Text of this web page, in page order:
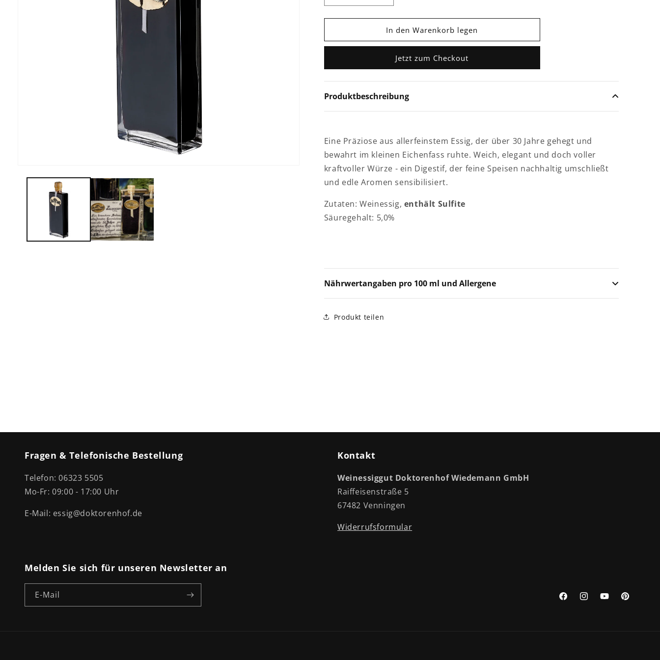
die
Menge
Luxxxuriosus
die
Menge
für
Luxxxuriosus
In den Warenkorb legen
Jetzt zum Checkout
Produktbeschreibung
Eine Präziose aus allerfeinstem Essig, der über 30 Jahre gehegt und
bewahrt im kleinen Eichenfass ruhte. Weich, elegant und doch voller
kraftvoller Würze - ein Digestif, der feine Speisen nachhaltig umschließt
und edle Aromen sensibilisiert.
Zutaten: Weinessig, enthält Sulfite
Säuregehalt: 5,0%
Nährwertangaben pro 100 ml und Allergene
Produkt teilen
Fragen & Telefonische Bestellung
Telefon: 06323 5505
Mo-Fr: 09:00 - 17:00 Uhr
E-Mail: essig@doktorenhof.de
Kontakt
Weinessiggut Doktorenhof Wiedemann GmbH
Raiffeisenstraße 5
67482 Venningen
Widerrufsformular
Melden Sie sich für unseren Newsletter an
E-Mail
FacebookInstagramYouTubePinterest